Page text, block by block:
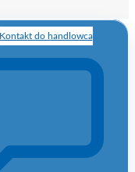
Kontakt do handlowca